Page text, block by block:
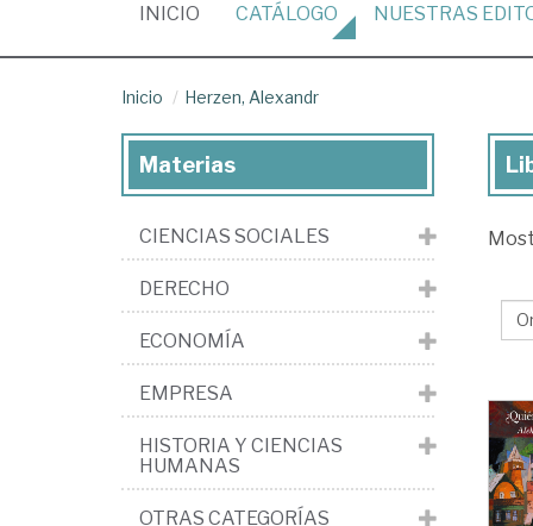
INICIO (CURRENT)
CATÁLOGO NUESTRAS
Inicio Herzen, Alexandr
Materias
CIENCIAS SOCIALES
DERECHO
ECONOMÍA
EMPRESA
HISTORIA Y CIENCIAS
HUMANAS
OTRAS CATEGORÍAS